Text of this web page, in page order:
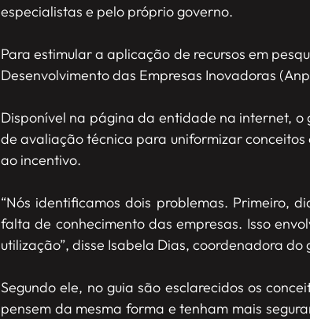
especialistas e pelo próprio governo.
Para estimular a aplicação de recursos em
Desenvolvimento das Empresas Inovadoras
Disponível na página da entidade na internet,
de avaliação técnica para uniformizar
ao incentivo.
“Nós identificamos dois problemas. Primeiro,
falta de conhecimento das empresas. Isso
utilização”, disse Isabela Dias, coordenadora
Segundo ele, no guia são esclarecidos os
pensem da mesma forma e tenham mais